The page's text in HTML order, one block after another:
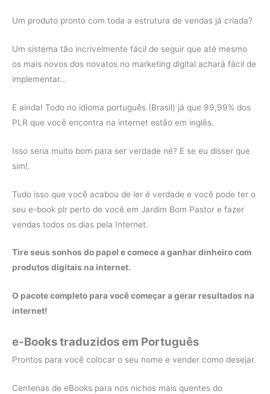
Um produto pronto com toda a estrutura de vendas já criada?
Um sistema tão incrivelmente fácil de seguir que até mesmo
os mais novos dos novatos no marketing digital achará fácil de
implementar…
E ainda! Todo no idioma português (Brasil) já que 99,99% dos
PLR que você encontra na internet estão em inglês.
Isso seria muito bom para ser verdade né? E se eu disser que
sim!.
Tudo isso que você acabou de ler é verdade e você pode ter o
seu e-book plr perto de você em Jardim Bom Pastor e fazer
vendas todos os dias pela Internet.
Tire seus sonhos do papel e comece a ganhar dinheiro com
produtos digitais na internet.
O pacote completo para você começar a gerar resultados na
internet!
e-Books traduzidos em Português
Prontos para você colocar o seu nome e vender como desejar.
Centenas de eBooks para nos nichos mais quentes do